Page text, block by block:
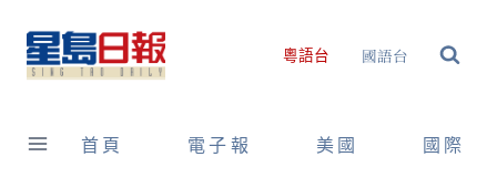
content
粵語台 國語台
首頁 電子報 美國 國際